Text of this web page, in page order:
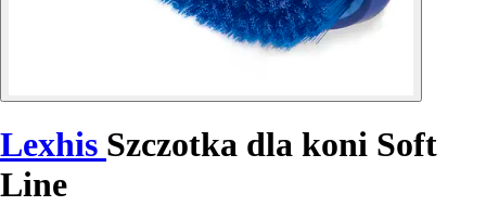
Lexhis Szczotka dla koni Soft
Line